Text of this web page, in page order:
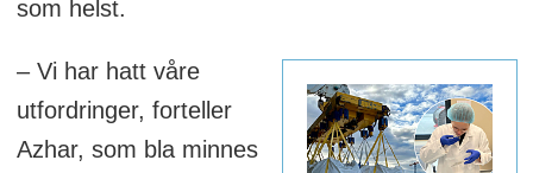
som helst.
– Vi har hatt våre
utfordringer, forteller
Azhar, som bla minnes